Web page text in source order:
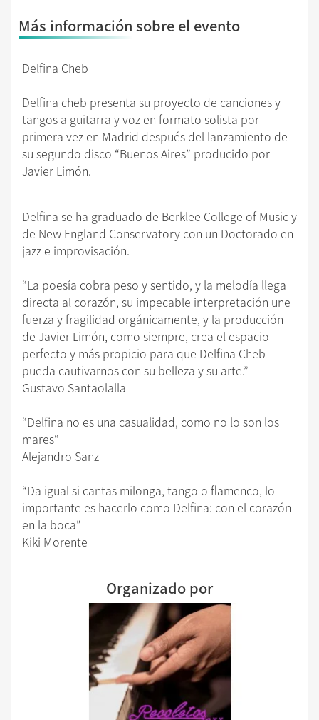
Más información sobre el evento
Delfina Cheb
Delfina cheb presenta su proyecto de canciones y
tangos a guitarra y voz en formato solista por
primera vez en Madrid después del lanzamiento de
su segundo disco “Buenos Aires” producido por
Javier Limón.
Delfina se ha graduado de Berklee College of Music y
de New England Conservatory con un Doctorado en
jazz e improvisación.
“La poesía cobra peso y sentido, y la melodía llega
directa al corazón, su impecable interpretación une
fuerza y fragilidad orgánicamente, y la producción
de Javier Limón, como siempre, crea el espacio
perfecto y más propicio para que Delfina Cheb
pueda cautivarnos con su belleza y su arte.”
Gustavo Santaolalla
“Delfina no es una casualidad, como no lo son los
mares“
Alejandro Sanz
“Da igual si cantas milonga, tango o flamenco, lo
importante es hacerlo como Delfina: con el corazón
en la boca”
Kiki Morente
Organizado por